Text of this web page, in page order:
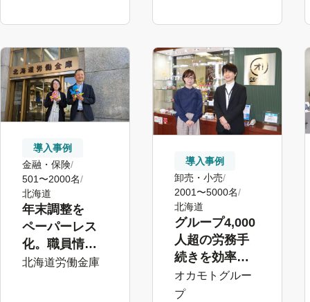
導入事例
金融・保険
501〜2000名
北海道
年末調整を
ペーパーレス
化。職員情報
の一元管理も
北海道労働金庫
導入事例
卸売・小売
2001〜5000名
北海道
グループ4,000
人超の労務手
続きを効率
化。年齢問わ
ず「選ばれ
オカモトグルー
プ